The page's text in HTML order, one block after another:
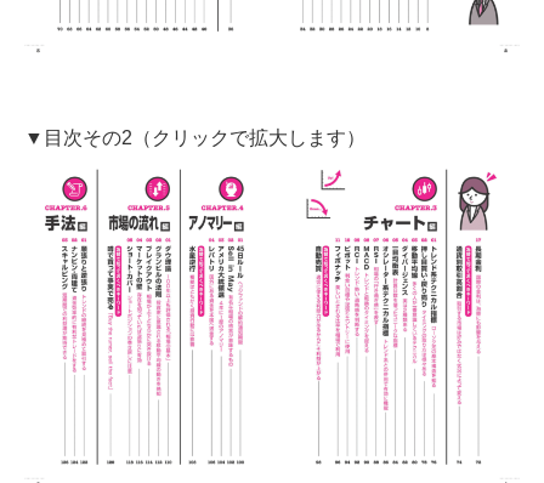
▼目次その2（クリックで拡大します）